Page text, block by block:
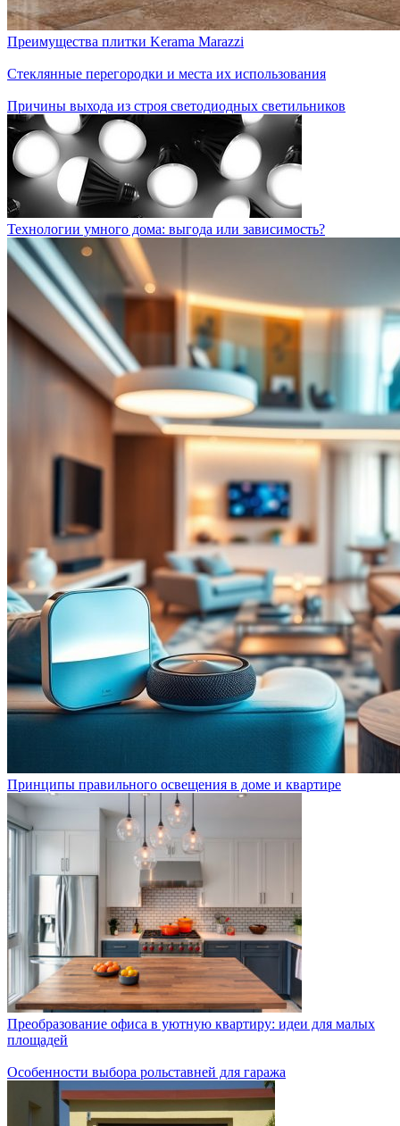
Преимущества плитки Kerama Marazzi
Стеклянные перегородки и места их использования
Причины выхода из строя светодиодных светильников
Технологии умного дома: выгода или зависимость?
Принципы правильного освещения в доме и квартире
Преобразование офиса в уютную квартиру: идеи для малых
площадей
Особенности выбора рольставней для гаража